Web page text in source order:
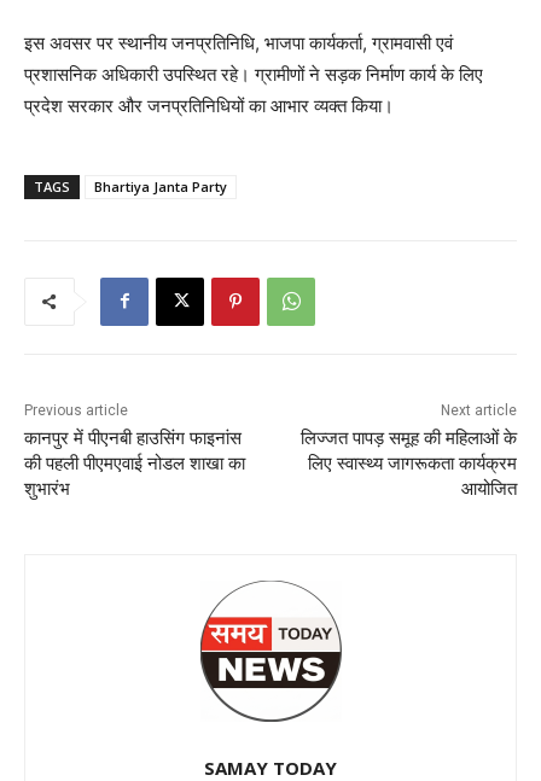
इस अवसर पर स्थानीय जनप्रतिनिधि, भाजपा कार्यकर्ता, ग्रामवासी एवं
प्रशासनिक अधिकारी उपस्थित रहे। ग्रामीणों ने सड़क निर्माण कार्य के लिए
प्रदेश सरकार और जनप्रतिनिधियों का आभार व्यक्त किया।
TAGS Bhartiya Janta Party
Previous article
कानपुर में पीएनबी हाउसिंग फाइनांस
की पहली पीएमएवाई नोडल शाखा का
शुभारंभ
Next article
लिज्जत पापड़ समूह की महिलाओं के
लिए स्वास्थ्य जागरूकता कार्यक्रम
आयोजित
SAMAY TODAY